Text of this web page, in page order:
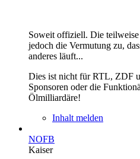
Soweit offiziell. Die teilweise
jedoch die Vermutung zu,
anderes läuft...
Dies ist nicht für RTL, ZDF
Sponsoren oder die
Ölmilliardäre!
Inhalt melden
NOFB
Kaiser